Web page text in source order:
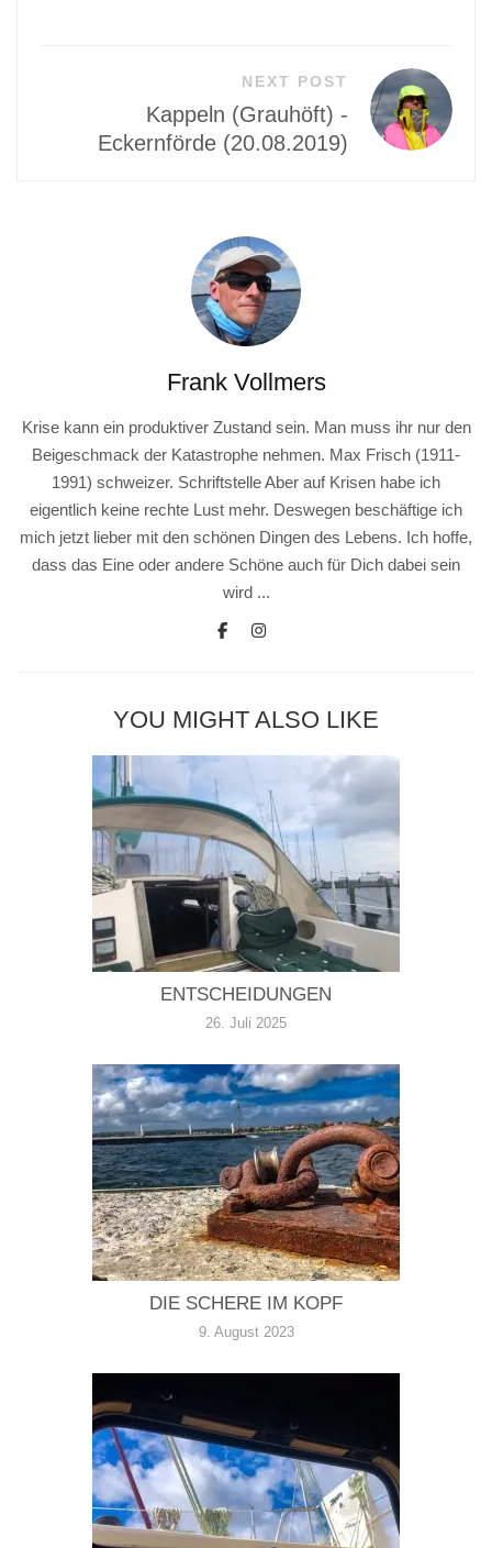
NEXT POST
Kappeln (Grauhöft) -
Eckernförde (20.08.2019)
Frank Vollmers
Krise kann ein produktiver Zustand sein. Man muss ihr nur den
Beigeschmack der Katastrophe nehmen. Max Frisch (1911-
1991) schweizer. Schriftstelle Aber auf Krisen habe ich
eigentlich keine rechte Lust mehr. Deswegen beschäftige ich
mich jetzt lieber mit den schönen Dingen des Lebens. Ich hoffe,
dass das Eine oder andere Schöne auch für Dich dabei sein
wird ...
YOU MIGHT ALSO LIKE
ENTSCHEIDUNGEN
26. Juli 2025
DIE SCHERE IM KOPF
9. August 2023